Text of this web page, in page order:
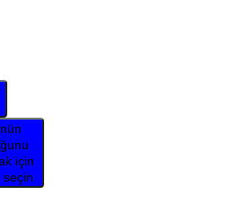
için
seçin